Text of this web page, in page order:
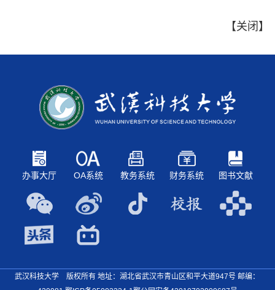
【关闭 】
办事大厅 OA系统 教务系统 财务系统 图书文献
武汉科技大学 版权所有 地址：湖北省武汉市青山区和平大道947号 邮编：